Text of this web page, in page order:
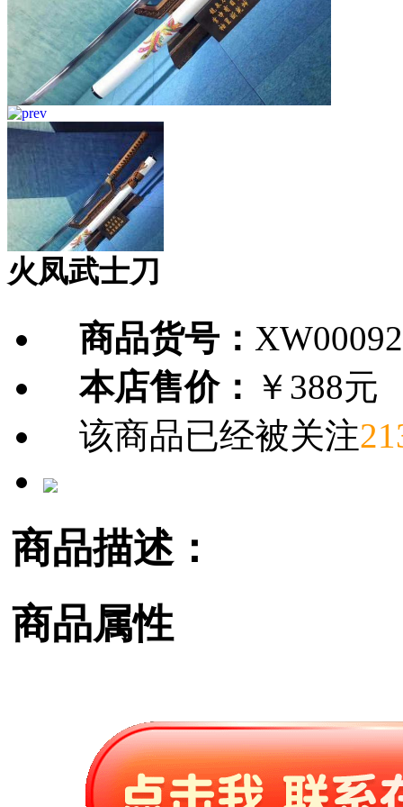
火凤武士刀
商品货号：
本店售价： ￥388元
该商品已经被关注
商品描述：
商品属性